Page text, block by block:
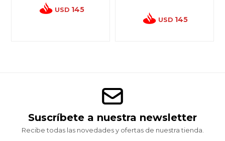
USD 145
USD 145
Suscríbete a nuestra newsletter
Recibe todas las novedades y ofertas de nuestra tienda.